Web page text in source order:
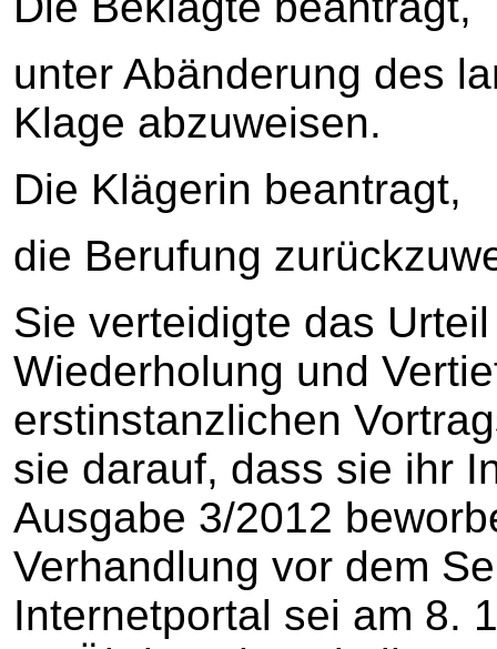
unter Abänderung des
Klage abzuweisen.
Die Klägerin beantragt,
die Berufung
Sie verteidigte das
Wiederholung und
erstinstanzlichen
sie darauf, dass sie ihr
Ausgabe 3/2012
Verhandlung vor dem
Internetportal sei am 8.